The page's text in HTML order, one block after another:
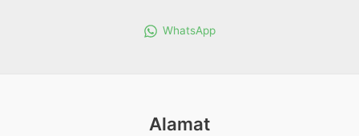
WhatsApp
Alamat